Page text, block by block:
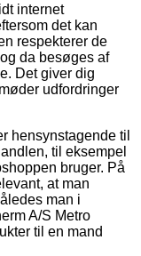
internet
det kan
respekterer de
da besøges af
Det giver dig
udfordringer
hensynstagende til
til eksempel
bruger. På
at man
man i
A/S Metro
til en mand